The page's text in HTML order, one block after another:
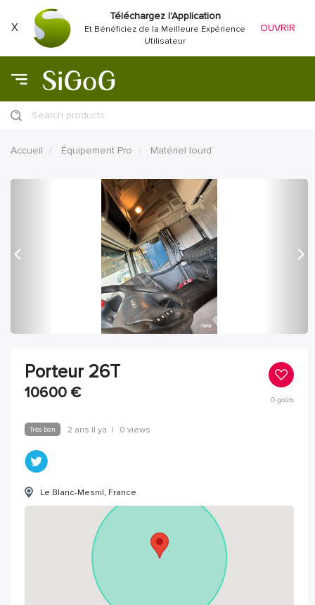
X
Téléchargez l'Application
Et Bénéficiez de la Meilleure Expérience
Utilisateur
OUVRIR
Search products
Accueil Équipement Pro Matériel lourd
Porteur 26T
10600 € 0goûts
Très bon 2 ans Il ya | 0 views
Le Blanc-Mesnil, France